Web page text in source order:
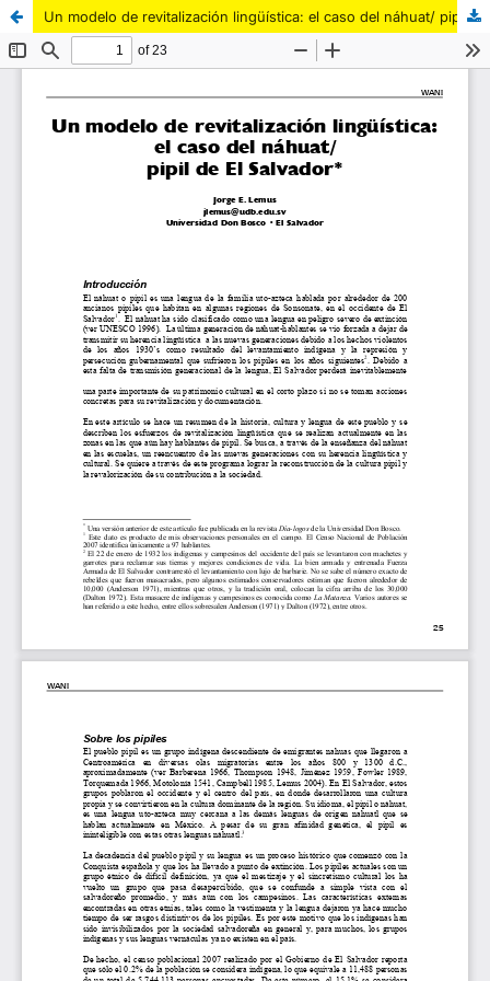
Un modelo de revitalización lingüística: el caso del náhuat/ pipil de El Salvador